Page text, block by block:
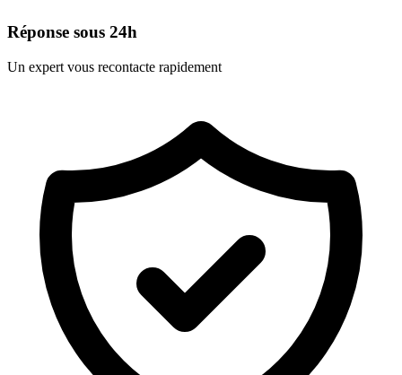
Réponse sous 24h
Un expert vous recontacte rapidement